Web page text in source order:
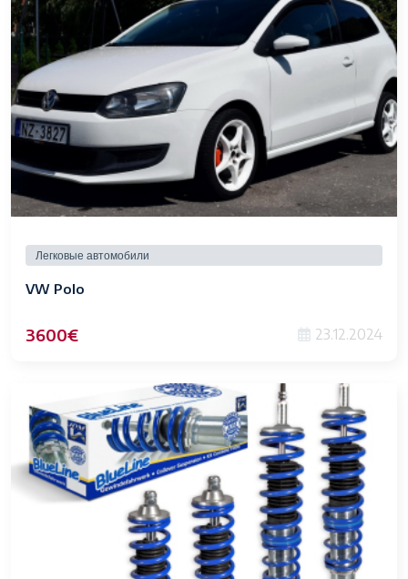
Легковые автомобили
VW Polo
3600€ 23.12.2024